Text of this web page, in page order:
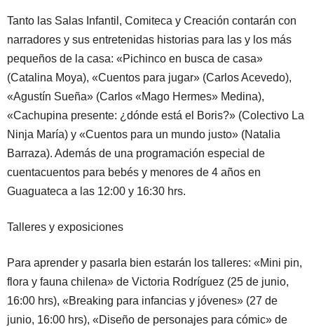
Tanto las Salas Infantil, Comiteca y Creación contarán con
narradores y sus entretenidas historias para las y los más
pequeños de la casa: «Pichinco en busca de casa»
(Catalina Moya), «Cuentos para jugar» (Carlos Acevedo),
«Agustín Sueña» (Carlos «Mago Hermes» Medina),
«Cachupina presente: ¿dónde está el Boris?» (Colectivo La
Ninja María) y «Cuentos para un mundo justo» (Natalia
Barraza). Además de una programación especial de
cuentacuentos para bebés y menores de 4 años en
Guaguateca a las 12:00 y 16:30 hrs.
Talleres y exposiciones
Para aprender y pasarla bien estarán los talleres: «Mini pin,
flora y fauna chilena» de Victoria Rodríguez (25 de junio,
16:00 hrs), «Breaking para infancias y jóvenes» (27 de
junio, 16:00 hrs), «Diseño de personajes para cómic» de